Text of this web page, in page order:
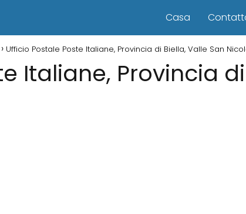
Casa
Ufficio Postale Poste Italiane, Provincia di Biella, Valle San
Italiane, Provincia